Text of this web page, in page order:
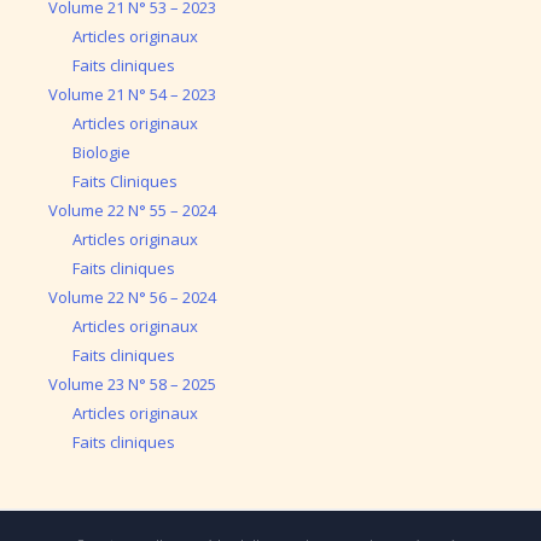
Volume 21 N° 53 – 2023
Articles originaux
Faits cliniques
Volume 21 N° 54 – 2023
Articles originaux
Biologie
Faits Cliniques
Volume 22 N° 55 – 2024
Articles originaux
Faits cliniques
Volume 22 N° 56 – 2024
Articles originaux
Faits cliniques
Volume 23 N° 58 – 2025
Articles originaux
Faits cliniques